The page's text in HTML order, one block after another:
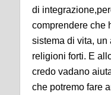
di
comprendere che
sistema di vita, un
religioni forti. E
credo vadano
che potremo fare